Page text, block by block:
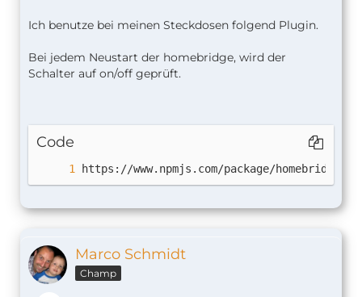
Ich benutze bei meinen Steckdosen folgend Plugin.
Bei jedem Neustart der homebridge, wird der
Schalter auf on/off geprüft.
Code
https://www.npmjs.com/package/homebridge-
Marco Schmidt
Champ